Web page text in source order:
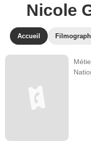
Nicole
Accueil